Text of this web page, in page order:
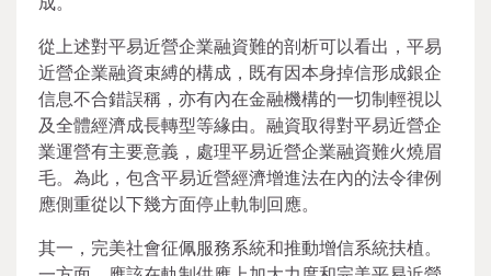
從上述對平易近營企業融資難的剖析可以看出，平易
近營企業融資束縛的構成，既有因本身掉信形成銀企
信息不合錯誤稱，亦有內在金融機構的一切制輕視以
及全體經濟成長轉型等緣由。融資取得對平易近營企
業運營有主要意義，處理平易近營企業融資難火燒眉
毛。為此，包含平易近營經濟增進法在內的法令律例
應側重從以下幾方面停止軌制回應。
其一，完美社會征佩服務系統和推動增信系統扶植。